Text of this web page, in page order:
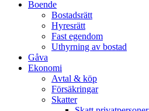
Boende
Bostadsrätt
Hyresrätt
Fast egendom
Uthyrning av bostad
Gåva
Ekonomi
Avtal & köp
Försäkringar
Skatter